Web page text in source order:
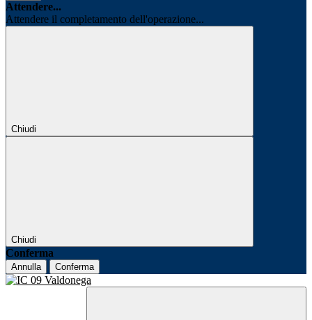
Attendere...
Attendere il completamento dell'operazione...
Chiudi
Chiudi
Conferma
Annulla Conferma